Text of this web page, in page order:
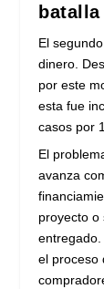
batalla
El
dinero.
por este
esta fue
casos por
El
avanza
proyecto o
el proceso